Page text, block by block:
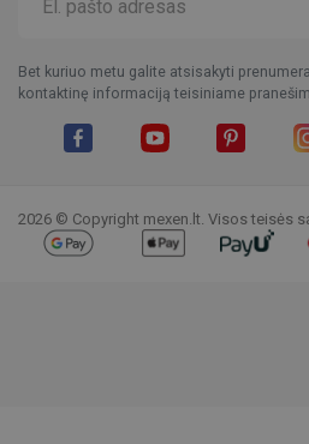
Bet kuriuo metu galite atsisakyti
kontaktinę informaciją teisiniame
2026 © Copyright mexen.lt. Visos teisės